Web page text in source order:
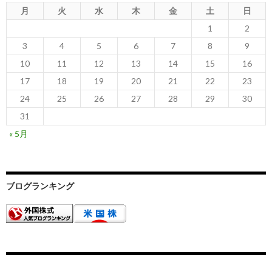
月 火 水 木 金 土
日
1
2
3
4 5 6 7 8
9
10
11 12 13 14 15
16
17
18 19 20 21 22
23
24
25 26 27 28 29
30
31
« 5月
ブログランキング